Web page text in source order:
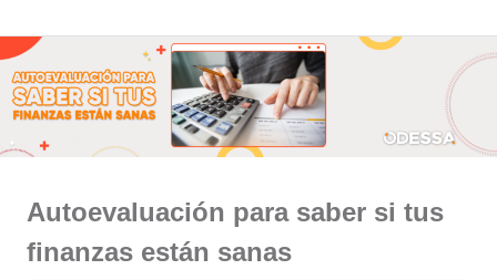
Saltar
contenido
Comunidad
ODESSA
Autoevaluación para saber si tus
finanzas están sanas